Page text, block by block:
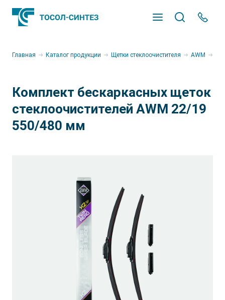
Главная Каталог продукции Щетки стеклоочистителя AWM
Комплект бескаркасных щеток
стеклоочистителей AWM 22/19
550/480 мм
Оставьте заявку
Оставьте заявку
Оставьте заявку на
Откликнуться на вакансию
ближайшее время
Прикрепите резюме
название файла - ангийскими буквами до 10
Мб - максимальный размер файла .pdf / .doc /
Отправить резюме
Мастер подбора продукции
Марка автомобиля
Год выпуска
Войти